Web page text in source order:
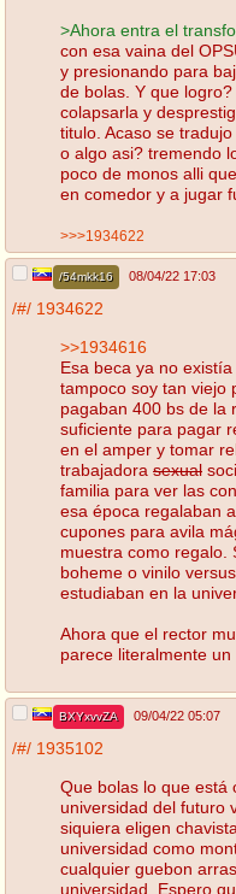
>Ahora entra el
con esa vaina del
y presionando para
de bolas. Y que
colapsarla y
titulo. Acaso se
o algo asi? tremendo
poco de monos alli
en comedor y a jugar
>>>1934622
/54mkk16 08/04/22 17:03
/#/ 1934622
>>1934616
Esa beca ya no
tampoco soy tan viejo
pagaban 400 bs de la
suficiente para pagar
en el amper y tomar
trabajadora sexual
familia para ver las
esa época regalaban
cupones para avila
muestra como regalo.
boheme o vinilo
estudiaban en la
Ahora que el rector
parece literalmente
BXYxvvZA 09/04/22 05:07
/#/ 1935102
Que bolas lo que está
universidad del futuro
siquiera eligen
universidad como
cualquier guebon
universidad. Espero